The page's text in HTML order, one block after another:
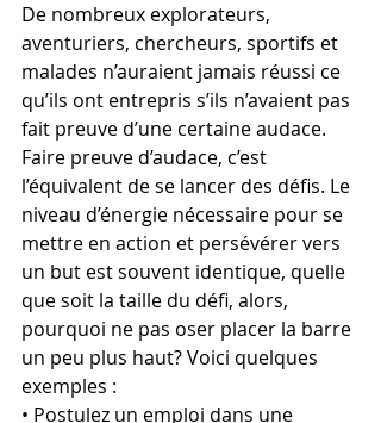
De nombreux explorateurs,
aventuriers, chercheurs, sportifs et
malades n’auraient jamais réussi ce
qu’ils ont entrepris s’ils n’avaient pas
fait preuve d’une certaine audace.
Faire preuve d’audace, c’est
l’équivalent de se lancer des défis. Le
niveau d’énergie nécessaire pour se
mettre en action et persévérer vers
un but est souvent identique, quelle
que soit la taille du défi, alors,
pourquoi ne pas oser placer la barre
un peu plus haut? Voici quelques
exemples :
• Postulez un emploi dans une